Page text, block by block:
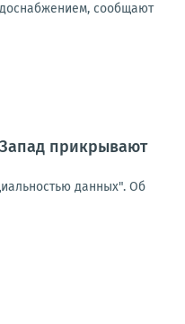
сообщают
прикрывают
данных". Об